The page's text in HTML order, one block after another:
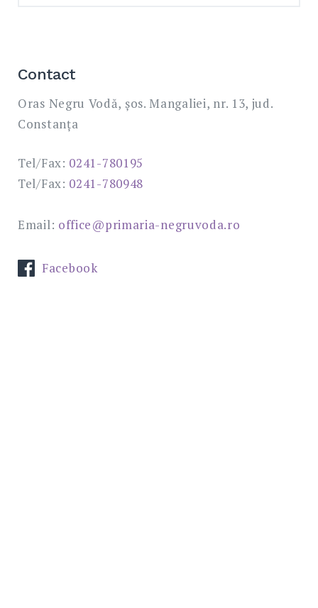
Contact
Oras Negru Vodă, șos. Mangaliei, nr. 13, jud.
Constanța
Tel/Fax: 0241-780195
Tel/Fax: 0241-780948
Email: office@primaria-negruvoda.ro
Facebook